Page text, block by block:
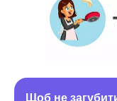
Щоб не